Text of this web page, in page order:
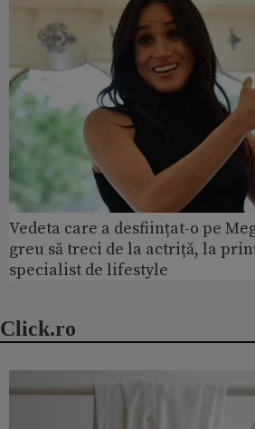
Vedeta care a desființat-o pe
greu să treci de la actriță, la
specialist de lifestyle
Click.ro